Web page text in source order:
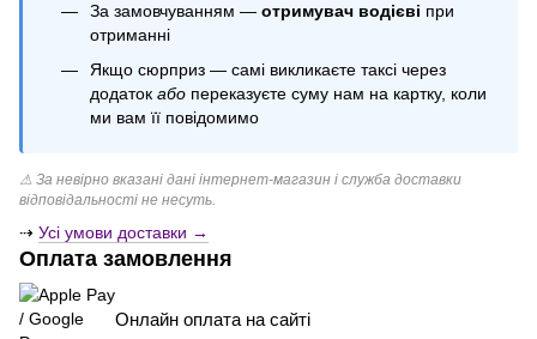
Кулька баблс
За замовчуванням — отримувач водієві при
отриманні
Якщо сюрприз — самі викликаєте таксі через
додаток або переказуєте суму нам на картку, коли
ми вам її повідомимо
⚠ За невірно вказані дані інтернет-магазин і служба доставки
відповідальності не несуть.
⇢ Усі умови доставки →
Оплата замовлення
Онлайн оплата на сайті